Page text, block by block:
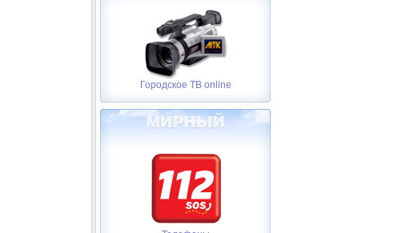
Городское ТВ online